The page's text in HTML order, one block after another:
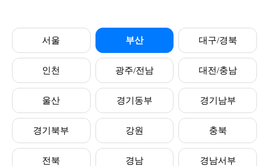
서울 부산 대구/경북
인천 광주/전남 대전/충남
울산 경기동부 경기남부
경기북부 강원 충북
전북 경남 경남서부